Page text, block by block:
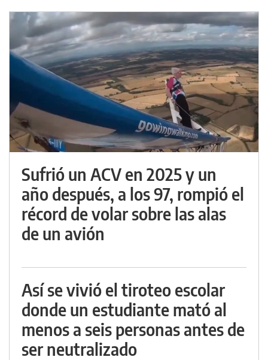
Sufrió un ACV en 2025 y un
año después, a los 97, rompió el
récord de volar sobre las alas
de un avión
Así se vivió el tiroteo escolar
donde un estudiante mató al
menos a seis personas antes de
ser neutralizado